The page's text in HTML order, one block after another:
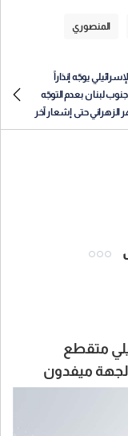
المنصوري
يوجّه إنذاراً
لبنان بعدم التوجّه
الزهراني حتى إشعار آخر
متقطع
ميفدون